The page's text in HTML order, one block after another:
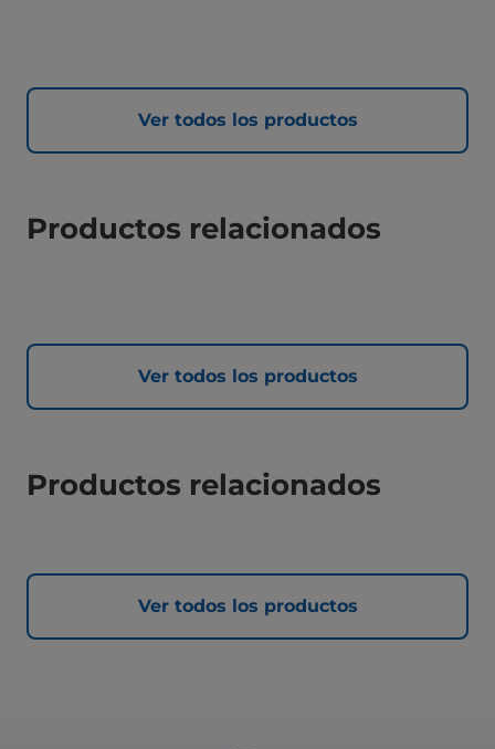
Ver todos los productos
Productos relacionados
Ver todos los productos
Productos relacionados
Ver todos los productos